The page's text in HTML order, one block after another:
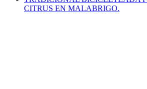
CITRUS EN MALABRIGO.